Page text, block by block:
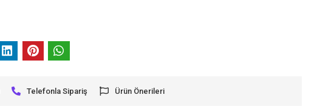
Telefonla Sipariş Ürün Önerileri